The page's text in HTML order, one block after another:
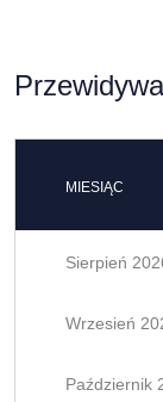
MIESIĄC
Sierpień
Wrzesień
Październik